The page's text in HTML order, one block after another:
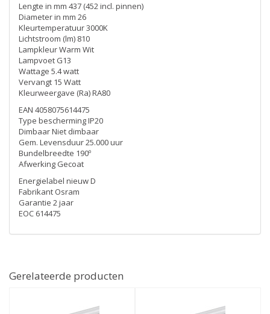
Lengte in mm 437 (452 incl. pinnen)
Diameter in mm 26
Kleurtemperatuur 3000K
Lichtstroom (lm) 810
Lampkleur Warm Wit
Lampvoet G13
Wattage 5.4 watt
Vervangt 15 Watt
Kleurweergave (Ra) RA80
EAN 4058075614475
Type bescherming IP20
Dimbaar Niet dimbaar
Gem. Levensduur 25.000 uur
Bundelbreedte 190º
Afwerking Gecoat
Energielabel nieuw D
Fabrikant Osram
Garantie 2 jaar
EOC 614475
Gerelateerde producten